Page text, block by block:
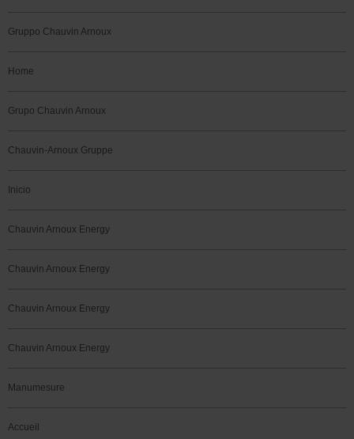
Gruppo Chauvin Arnoux
Home
Grupo Chauvin Arnoux
Chauvin-Arnoux Gruppe
Inicio
Chauvin Arnoux Energy
Chauvin Arnoux Energy
Chauvin Arnoux Energy
Chauvin Arnoux Energy
Manumesure
Accueil